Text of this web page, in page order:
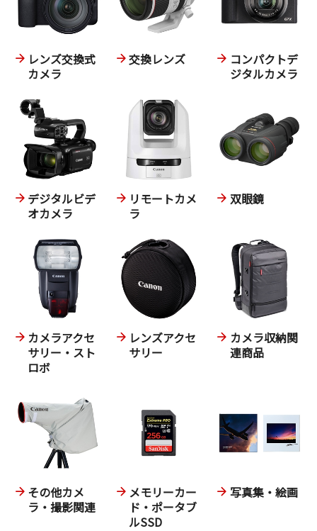
レンズ交換式
カメラ
交換レンズ
コンパクトデ
ジタルカメラ
デジタルビデ
オカメラ
リモートカメ
ラ
双眼鏡
カメラアクセ
サリー・スト
ロボ
レンズアクセ
サリー
カメラ収納関
連商品
その他カメ
ラ・撮影関連
メモリーカー
ド・ポータブ
ルSSD
写真集・絵画